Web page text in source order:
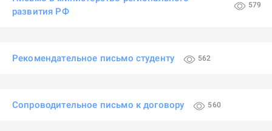
развития РФ
579
Рекомендательное письмо студенту 562
Сопроводительное письмо к договору 560